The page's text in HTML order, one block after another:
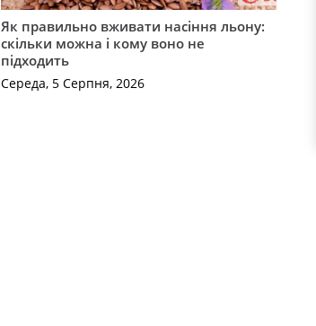
Як правильно вживати насіння льону:
скільки можна і кому воно не
підходить
Середа, 5 Серпня, 2026